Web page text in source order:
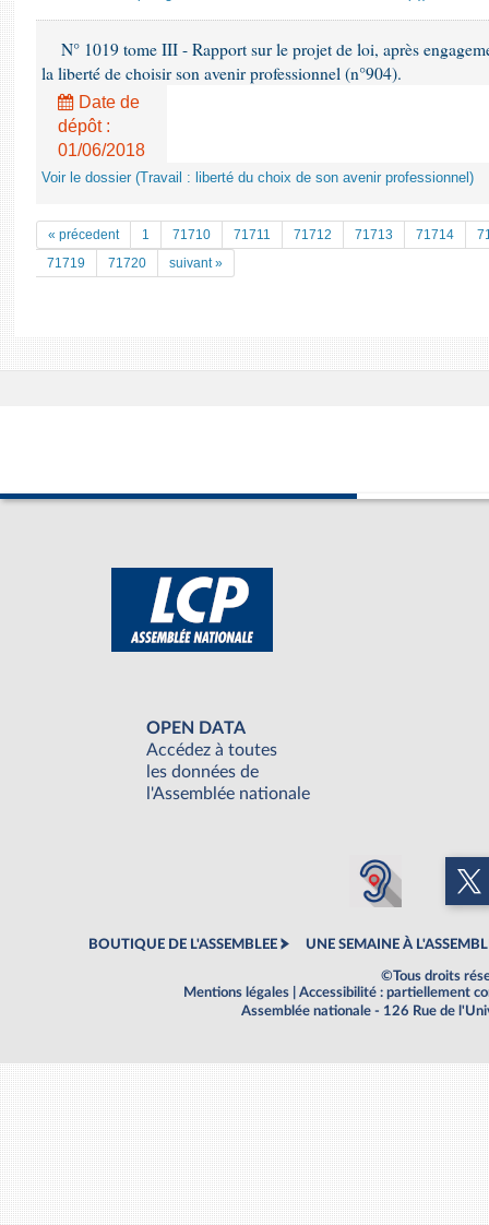
N° 1019 tome III - Rapport sur le projet de loi, après
la liberté de choisir son avenir professionnel (n°904).
Date de
dépôt :
01/06/2018
Voir le dossier (Travail : liberté du choix de son avenir professionnel)
« précedent 1 71710 71711 71712 71713 71714
71719
71720 suivant »
OPEN DATA
Accédez à toutes
les données de
l'Assemblée nationale
BOUTIQUE DE L'ASSEMBLEE UNE SEMAINE À
©Tous droits
Mentions légales
Accessibilité : partiellement
Assemblée nationale - 126 Rue de